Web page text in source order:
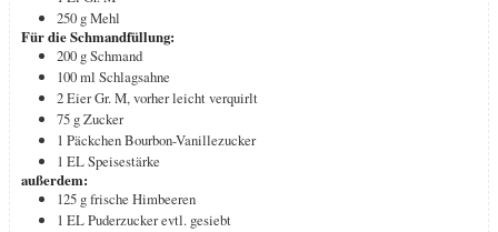
250 gMehl
Für die Schmandfüllung:
200 gSchmand
100ml Schlagsahne
2EierGr. M, vorher leicht verquirlt
75 gZucker
1 Päckchen Bourbon-Vanillezucker
1 ELSpeisestärke
außerdem:
125 gfrische Himbeeren
1 ELPuderzuckerevtl. gesiebt